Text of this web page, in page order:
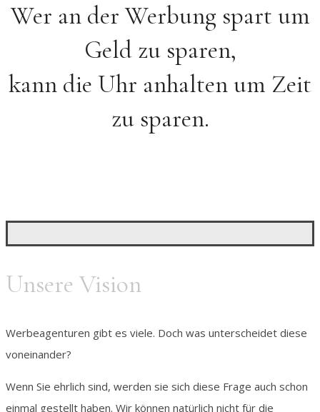
Wer an der Werbung spart um
Geld zu sparen,
kann die Uhr anhalten um Zeit
zu sparen.
Unsere Vision
Werbeagenturen gibt es viele. Doch was unterscheidet diese
voneinander?
Wenn Sie ehrlich sind, werden sie sich diese Frage auch schon
einmal gestellt haben. Wir können natürlich nicht für die